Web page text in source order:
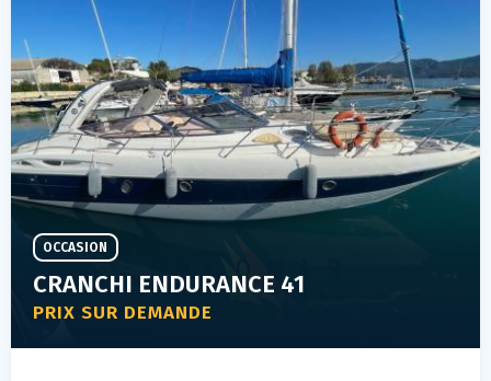
CRANCHI ENDURANCE 41
PRIX SUR DEMANDE
OCCASION